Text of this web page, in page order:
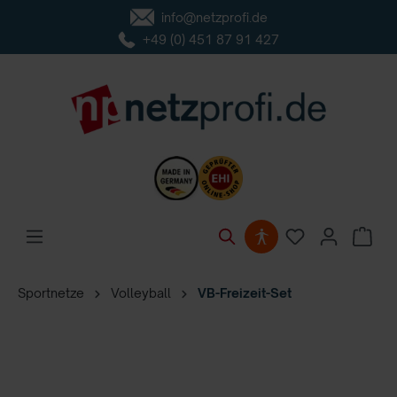
info@netzprofi.de
+49 (0) 451 87 91 427
Sportnetze Volleyball VB-Freizeit-Set